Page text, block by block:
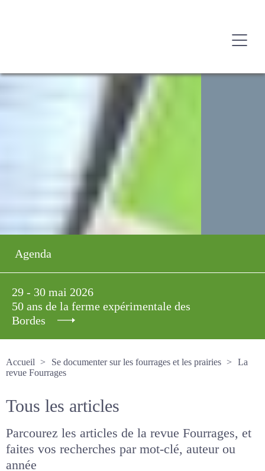
Agenda
29 - 30 mai 2026
50 ans de la ferme expérimentale des
Bordes
Accueil
Se documenter sur les fourrages et les prairies
La revue Fourrages
Tous les articles
Parcourez les articles de la revue Fourrages, et
faites vos recherches par mot-clé, auteur ou
année